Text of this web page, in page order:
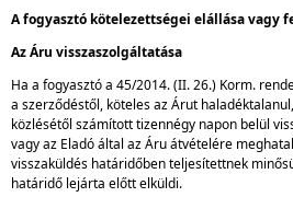
A fogyasztó kötelezettségei elállása vagy
Az Áru visszaszolgáltatása
Ha a fogyasztó a 45/2014. (II. 26.) Korm.
a szerződéstől, köteles az Árut
közlésétől számított tizennégy napon belül
vagy az Eladó által az Áru átvételére
visszaküldés határidőben teljesítettnek
határidő lejárta előtt elküldi.